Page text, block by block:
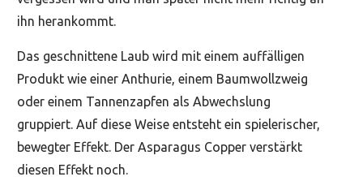
ihn herankommt.
Das geschnittene Laub wird mit einem auffälligen
Produkt wie einer Anthurie, einem Baumwollzweig
oder einem Tannenzapfen als Abwechslung
gruppiert. Auf diese Weise entsteht ein spielerischer,
bewegter Effekt. Der Asparagus Copper verstärkt
diesen Effekt noch.